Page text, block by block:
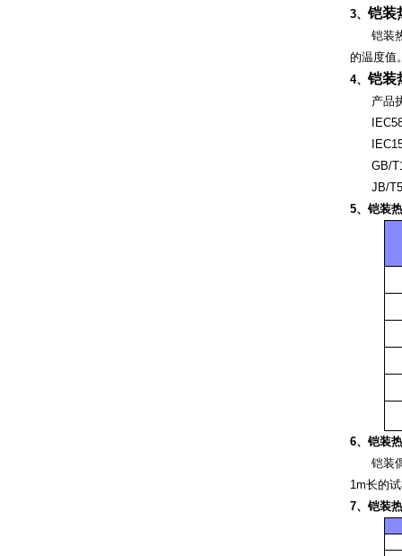
3、 铠装
铠装热
的温度值
4、 铠装
产品执
GB/
JB/
5、铠装
6、铠装
铠装偶
1m长的
7、铠装